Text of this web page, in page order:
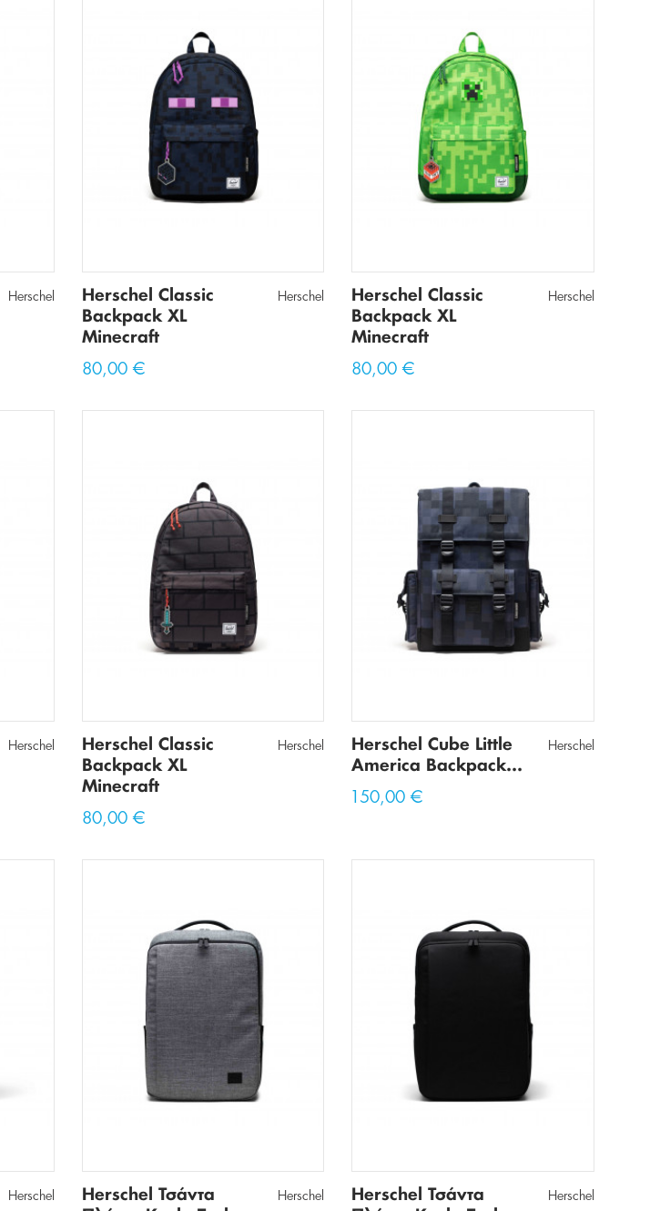
Herschel
Herschel Classic
Backpack XL
Minecraft
Herschel
80,00 €
Herschel Classic
Backpack XL
Minecraft
Herschel
80,00 €
Herschel
Herschel Classic
Backpack XL
Minecraft
Herschel
80,00 €
Herschel Cube Little
America Backpack...
Herschel
150,00 €
Herschel
Herschel Τσάντα
Herschel
Herschel Τσάντα
Herschel